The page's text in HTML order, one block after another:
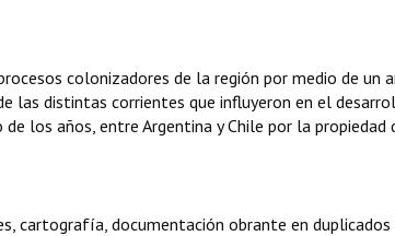
colonizadores de la región por medio de un
las distintas corrientes que influyeron en el
los años, entre Argentina y Chile por la propiedad
cartografía, documentación obrante en duplicados